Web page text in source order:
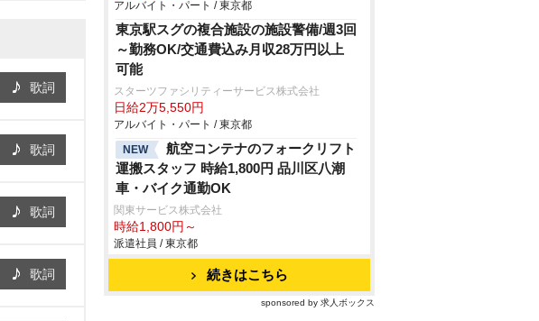
歌詞
歌詞
歌詞
歌詞
アルバイト・パート / 東京都
東京駅スグの複合施設の施設警備/週3回
～勤務OK/交通費込み月収28万円以上
可能
スターツファシリティーサービス株式会社
日給2万5,550円
アルバイト・パート / 東京都
NEW
航空コンテナのフォークリフト
運搬スタッフ 時給1,800円 品川区八潮
車・バイク通勤OK
関東サービス株式会社
時給1,800円～
派遣社員 / 東京都
続きはこちら
sponsored by 求人ボックス